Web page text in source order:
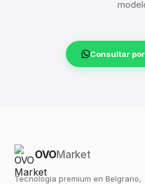
Consultar
OVOMarket
Tecnología premium en Belgrano,